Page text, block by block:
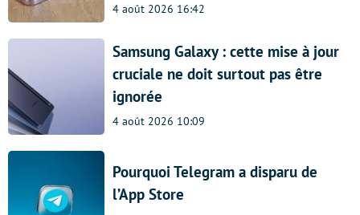
4 août 2026 16:42
Samsung Galaxy : cette mise à jour
cruciale ne doit surtout pas être
ignorée
4 août 2026 10:09
Pourquoi Telegram a disparu de
l’App Store